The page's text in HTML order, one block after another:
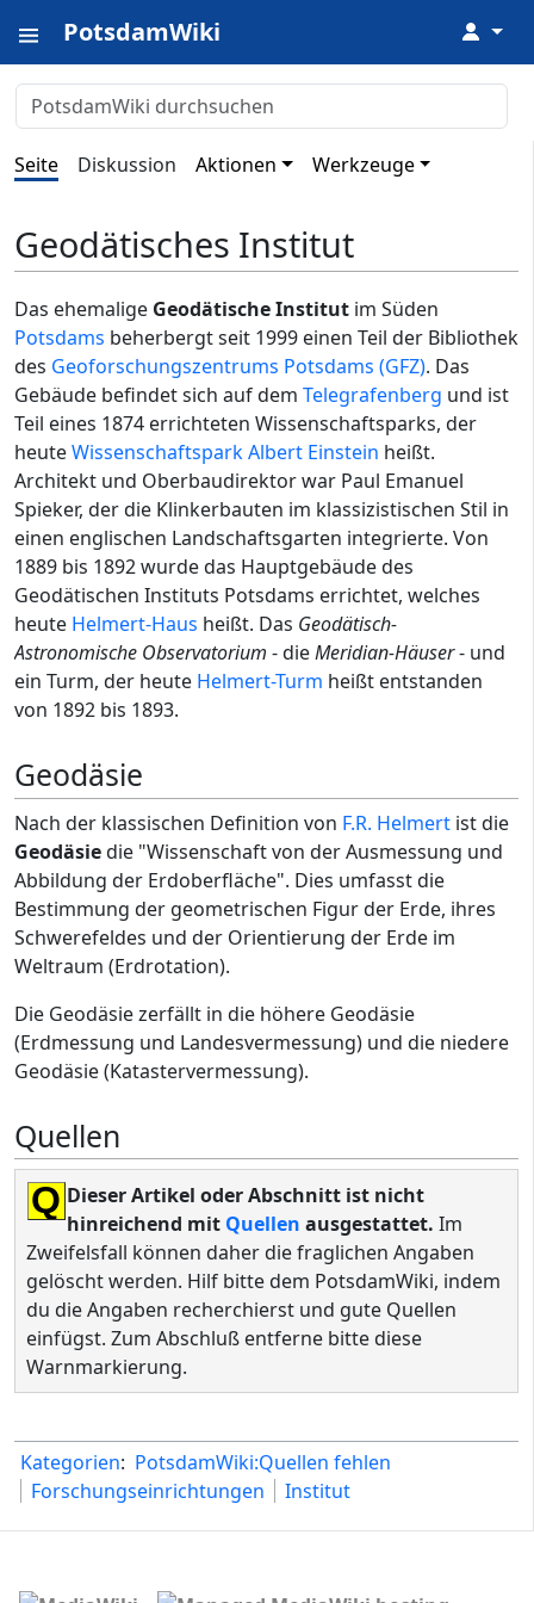
PotsdamWiki ↓
Seite Diskussion Aktionen Werkzeuge
Geodätisches Institut
Das ehemalige Geodätische Institut im Süden
Potsdams beherbergt seit 1999 einen Teil der Bibliothek
des Geoforschungszentrums Potsdams (GFZ). Das
Gebäude befindet sich auf dem Telegrafenberg und ist
Teil eines 1874 errichteten Wissenschaftsparks, der
heuteWissenschaftspark Albert Einstein heißt.
Architekt und Oberbaudirektor war Paul Emanuel
Spieker, der die Klinkerbauten im klassizistischen Stil in
einen englischen Landschaftsgarten integrierte. Von
1889 bis 1892 wurde das Hauptgebäude des
Geodätischen Instituts Potsdams errichtet, welches
heute Helmert-Haus heißt. Das Geodätisch-
Astronomische Observatorium - dieMeridian-Häuser- und
ein Turm, der heute Helmert-Turm heißt entstanden
von 1892 bis 1893.
Geodäsie
Nach der klassischen Definition von F.R. Helmert ist die
Geodäsiedie "Wissenschaft von der Ausmessung und
Abbildung der Erdoberfläche". Dies umfasst die
Bestimmung der geometrischen Figur der Erde, ihres
Schwerefeldes und der Orientierung der Erde im
Weltraum (Erdrotation).
Die Geodäsie zerfällt in die höhere Geodäsie
(Erdmessung und Landesvermessung) und die niedere
Geodäsie (Katastervermessung).
Quellen
Q Dieser Artikel oder Abschnitt ist nicht
hinreichend mit Quellen ausgestattet. Im
Zweifelsfall können daher die fraglichen Angaben
gelöscht werden. Hilf bitte dem PotsdamWiki, indem
du die Angaben recherchierst und gute Quellen
einfügst. Zum Abschluß entferne bitte diese
Warnmarkierung.
Kategorien: PotsdamWiki:Quellen fehlen
Forschungseinrichtungen
Institut